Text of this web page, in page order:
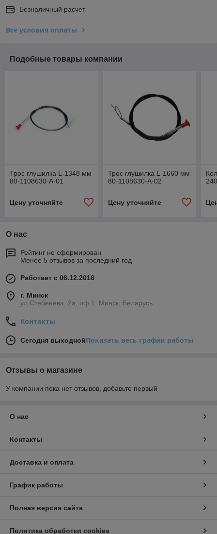
Безналичный расчет
Все условия оплаты
Подобные товары компании
Трос глушилка L-1348 мм
80-1108630-А-01
Цену уточняйте
Трос глушилка L-1660 мм
80-1108630-А-02
Цену уточняйте
О нас
Рейтинг не сформирован
Менее 5 отзывов за последний год
Работает с 06.12.2016
г. Минск
ул.Стебенева, 2а, оф.1, Минск, Беларусь
Контакты
Сегодня выходнойПоказать весь график работы
Отзывы о магазине
У компании пока нет отзывов, добавьте первый
О нас
Контакты
Доставка и оплата
График работы
Полная версия сайта
Политика обработки cookies